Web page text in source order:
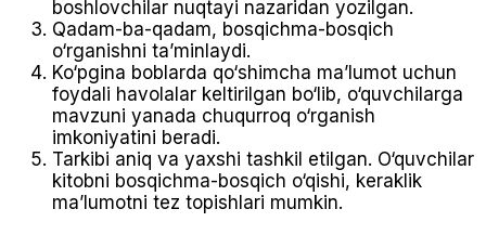
boshlovchilar nuqtayi nazaridan yozilgan.
Qadam-ba-qadam, bosqichma-bosqich
o‘rganishni ta’minlaydi.
Ko‘pgina boblarda qo‘shimcha ma’lumot uchun
foydali havolalar keltirilgan bo‘lib, o‘quvchilarga
mavzuni yanada chuqurroq o‘rganish
imkoniyatini beradi.
Tarkibi aniq va yaxshi tashkil etilgan. O‘quvchilar
kitobni bosqichma-bosqich o‘qishi, keraklik
ma’lumotni tez topishlari mumkin.